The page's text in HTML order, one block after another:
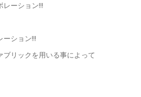
ーション!!!
ション!!!
リックを用いる事によって